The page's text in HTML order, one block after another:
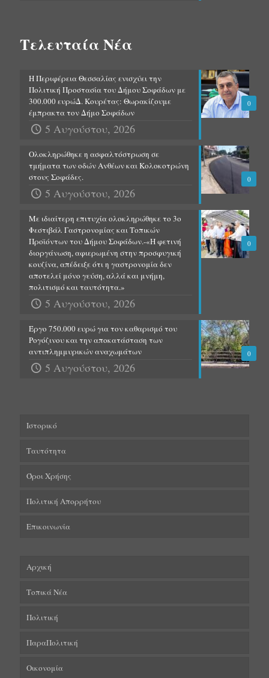
Τελευταία Νέα
0
Η Περιφέρεια Θεσσαλίας ενισχύει την
Πολιτική Προστασία του Δήμου Σοφάδων με
300.000 ευρώΔ. Κουρέτας: Θωρακίζουμε
έμπρακτα τον Δήμο Σοφάδων
5 Αυγούστου, 2026
0
Ολοκληρώθηκε η ασφαλτόστρωση σε
τμήματα των οδών Ανθέων και Κολοκοτρώνη
στους Σοφάδες.
5 Αυγούστου, 2026
0
Με ιδιαίτερη επιτυχία ολοκληρώθηκε το 3ο
Φεστιβάλ Γαστρονομίας και Τοπικών
Προϊόντων του Δήμου Σοφάδων.-«Η φετινή
διοργάνωση, αφιερωμένη στην προσφυγική
κουζίνα, απέδειξε ότι η γαστρονομία δεν
αποτελεί μόνο γεύση, αλλά και μνήμη,
πολιτισμό και ταυτότητα.»
5 Αυγούστου, 2026
0
Έργο 750.000 ευρώ για τον καθαρισμό του
Ρογόζινου και την αποκατάσταση των
αντιπλημμυρικών αναχωμάτων
5 Αυγούστου, 2026
Ιστορικό
Ταυτότητα
Όροι Χρήσης
Πολιτική Απορρήτου
Επικοινωνία
Αρχική
Τοπικά Νέα
Πολιτική
ΠαραΠολιτική
Οικονομία